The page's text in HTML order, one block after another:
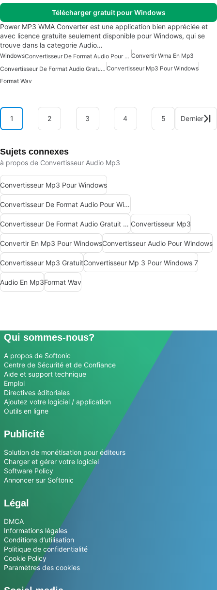
Télécharger gratuit pour Windows
Power MP3 WMA Converter est une application bien appréciée et
avec licence gratuite seulement disponible pour Windows, qui se
trouve dans la categorie Audio…
Windows Convertisseur De Format Audio Pour Windows Convertir Wma En Mp3
Convertisseur De Format Audio Gratuit Pour Windows Convertisseur Mp3 Pour Windows
Format Wav
1 2 3 4 5 Dernier
Sujets connexes
à propos de Convertisseur Audio Mp3
Convertisseur Mp3 Pour Windows
Convertisseur De Format Audio Pour Windows
Convertisseur De Format Audio Gratuit Pour Windows Convertisseur Mp3
Convertir En Mp3 Pour WindowsConvertisseur Audio Pour Windows
Convertisseur Mp3 GratuitConvertisseur Mp 3 Pour Windows 7
Audio En Mp3Format Wav
Qui sommes-nous?
A propos de Softonic
Centre de Sécurité et de Confiance
Aide et support technique
Emploi
Directives éditoriales
Ajoutez votre logiciel / application
Outils en ligne
Publicité
Solution de monétisation pour éditeurs
Charger et gérer votre logiciel
Software Policy
Annoncer sur Softonic
Légal
DMCA
Informations légales
Conditions d’utilisation
Politique de confidentialité
Cookie Policy
Paramètres des cookies